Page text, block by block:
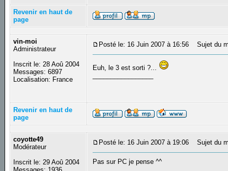
Revenir en haut de
page
vin-moi
Administrateur
Inscrit le: 28 Aoû 2004
Messages: 6897
Localisation: France
Posté le: 16 Juin 2007 à 16:56 Sujet du
Euh, le 3 est sorti ?...
Revenir en haut de
page
coyotte49
Modérateur
Inscrit le: 29 Aoû 2004
Posté le: 16 Juin 2007 à 19:06 Sujet du
Pas sur PC je pense ^^